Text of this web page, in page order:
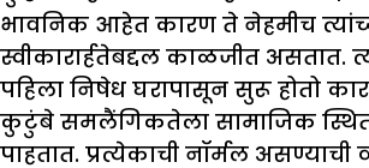
भावनिक आहेत कारण ते नेहमीच
स्वीकारार्हतेबद्दल काळजीत असतात.
पहिला निषेध घरापासून सुरू होतो
कुटुंबे समलैंगिकतेला सामाजिक
पाहतात. प्रत्येकाची नॉर्मल असण्याची